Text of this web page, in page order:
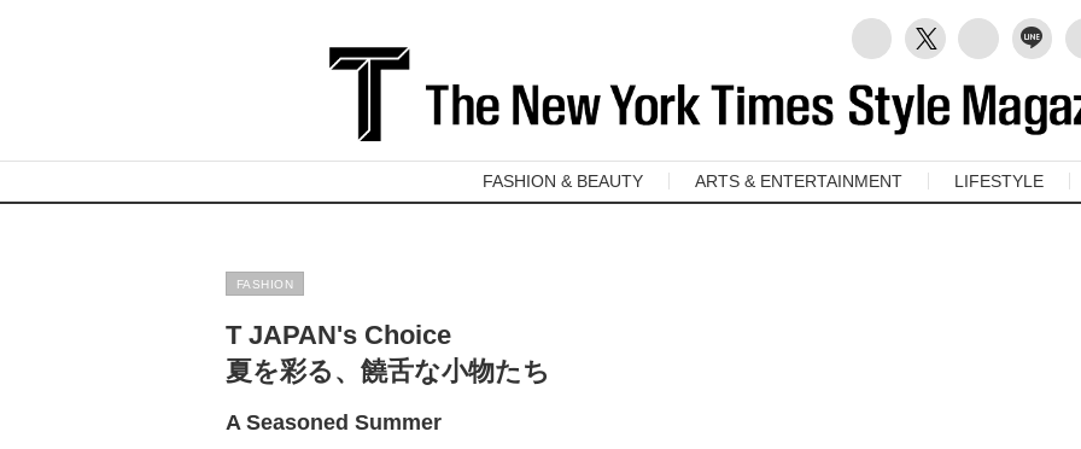
FASHION & BEAUTY ARTS & ENTERTAINMENT LIFESTYLE
FASHION
T JAPAN's Choice
夏を彩る、饒舌な小物たち
A Seasoned Summer